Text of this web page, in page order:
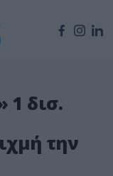
1 δισ.
την